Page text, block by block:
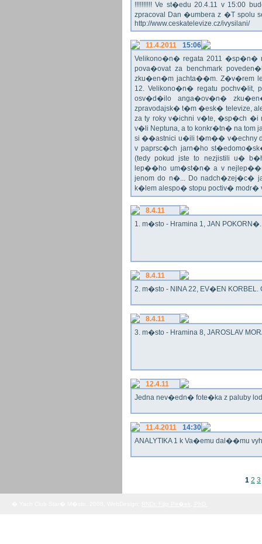
!!!!!!!!!! Ve st�edu 20.4.11 v 15:00
zpracoval Dan �umbera z �T spolu
http://www.ceskatelevize.cz/ivysilani/
11.4.2011
15:06
Velikono�n� regata 2011 �sp�n�
pova�ovat za benchmark
zku�en�m jachta��m. Z�v�rem
12. Velikono�n� regatu
osv�d�ilo anga�ov�n�
zpravodajsk� t�m �esk� televize,
za ty roky v�ichni v�te, �sp�ch
v�li Neptuna, a to konkr�tn� na tom
si ��astnici u�ili t�m�� v�echny
v paprsc�ch jarn�ho
(tedy pokud jste to nezjistili u�
lep��ho um�st�n� a v
jenom do n�... Do nadch�zej�c�
k�lem alespo� stopu poctiv�
8.4.11
1. m�sto - Hramina 1, JAN
8.4.11
2. m�sto - NINA 22, EV�EN KORBEL.
8.4.11
3. m�sto - Hramina 8, JAROSLAV
12.4.11
Jedna nev�edn� fote�ka z paluby
11.4.2011
14:30
ANALYTIKA 1 k Va�emu dal��mu
1 2 3